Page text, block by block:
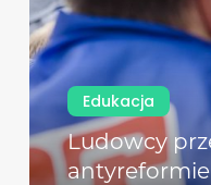
Edukacja
Ludowcy